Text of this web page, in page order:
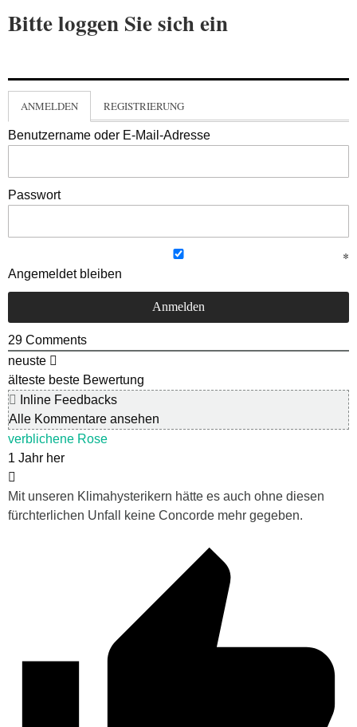
Bitte loggen Sie sich ein
ANMELDEN REGISTRIERUNG
Benutzername oder E-Mail-Adresse
Passwort
Angemeldet bleiben
29 Comments
neuste
älteste beste Bewertung
Inline Feedbacks
Alle Kommentare ansehen
verblichene Rose
1 Jahr her
Mit unseren Klimahysterikern hätte es auch ohne diesen
fürchterlichen Unfall keine Concorde mehr gegeben.